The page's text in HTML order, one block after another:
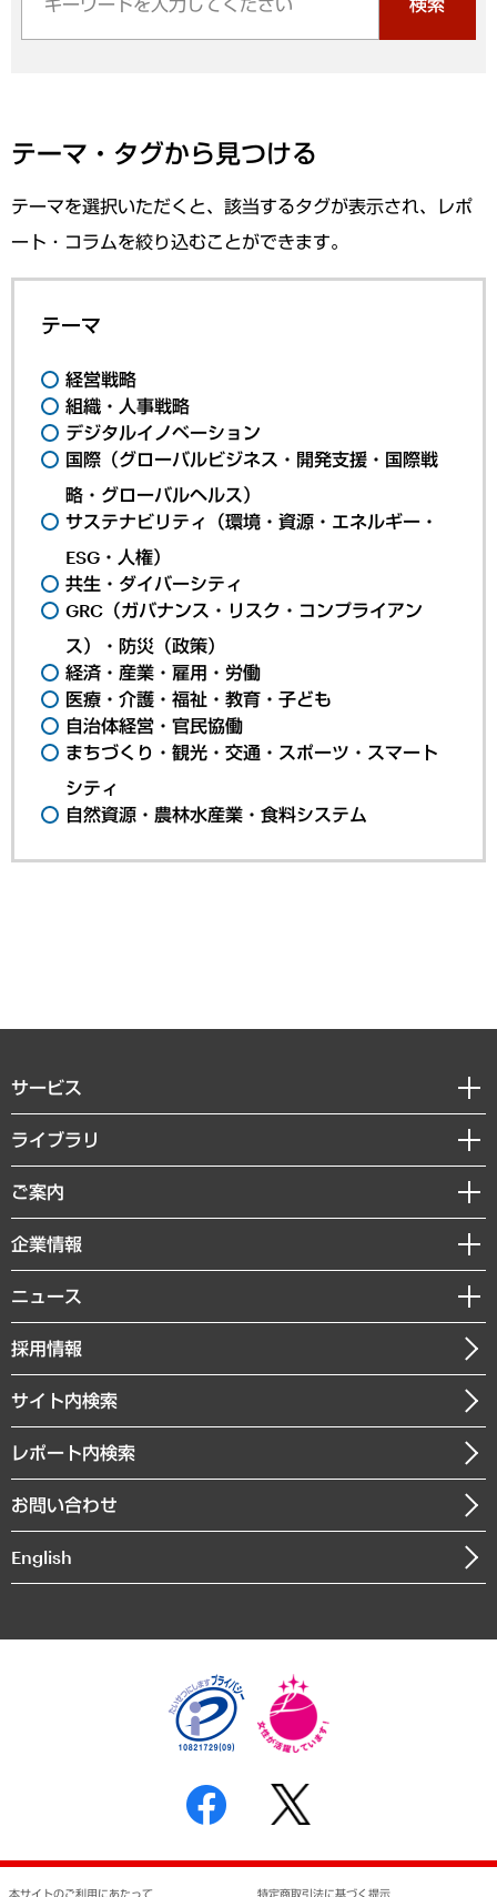
テーマ・タグから見つける
テーマを選択いただくと、該当するタグが表示され、レポ
ート・コラムを絞り込むことができます。
テーマ
経営戦略
組織・人事戦略
デジタルイノベーション
国際（グローバルビジネス・開発支援・国際戦
略・グローバルヘルス）
サステナビリティ（環境・資源・エネルギー・
ESG・人権）
共生・ダイバーシティ
GRC（ガバナンス・リスク・コンプライアン
ス）・防災（政策）
経済・産業・雇用・労働
医療・介護・福祉・教育・子ども
自治体経営・官民協働
まちづくり・観光・交通・スポーツ・スマート
シティ
自然資源・農林水産業・食料システム
サービス
経営戦略
組織・人事戦略
デジタルイノベーション
共生・ダイバーシティ
GRC（ガバナンス・リスク・コンプライアンス）・防災（政策）
経済・産業・雇用・労働
まちづくり・観光・交通・スポーツ・スマートシティ
自然資源・農林水産業・食料システム
ライブラリ
経済調査
レポート
コラム
経営用語集
受託・受注実績（官公庁関連）
メディア掲載・出演
ご案内
セミナー・イベント情報
MUFGビジネスセミナー
受託案件情報
企業情報
私たちの想い
社長メッセージ
会社概要
沿革
組織図・本部部室紹介
インドネシア現地法人
個人情報保護方針
反社会的勢力に対する基本方針
書面による個人情報の開示等の請求の手続きについて
ニュース
ニュースリリース
お知らせ
採用情報
サイト内検索
レポート内検索
お問い合わせ
English
本サイトのご利用にあたって 特定商取引法に基づく提示